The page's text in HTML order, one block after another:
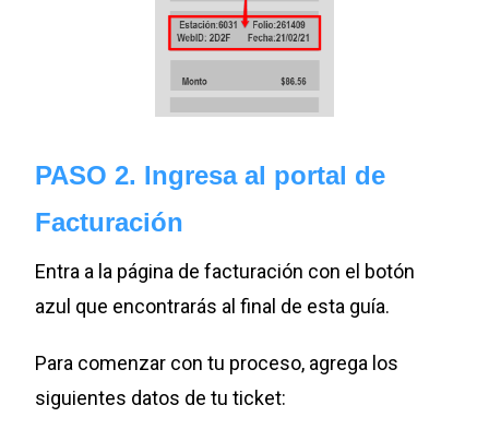
PASO 2. Ingresa al portal de
Facturación
Entra a la página de facturación con el botón
azul que encontrarás al final de esta guía.
Para comenzar con tu proceso, agrega los
siguientes datos de tu ticket: